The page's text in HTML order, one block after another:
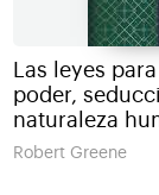
Las leyes
poder,
naturaleza
Robert Greene